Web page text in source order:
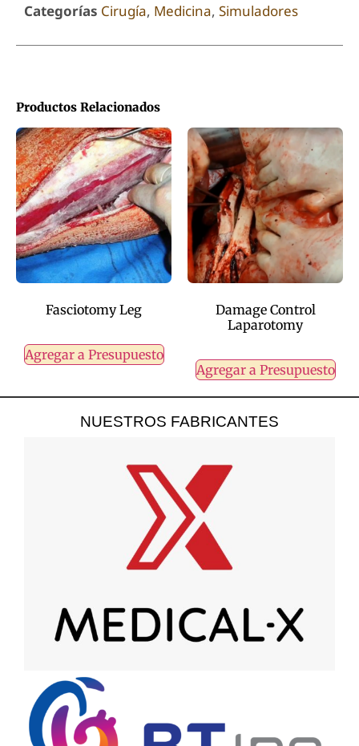
Productos Relacionados
Fasciotomy Leg
Agregar a Presupuesto
Damage Control
Laparotomy
Agregar a Presupuesto
Categorías Cirugía, Medicina, Simuladores
NUESTROS FABRICANTES